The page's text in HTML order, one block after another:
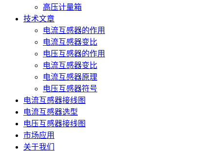
高压计量箱
技术文章
电流互感器的作用
电流互感器变比
电压互感器的作用
电流互感器变比
电流互感器原理
电压互感器符号
电流互感器接线图
电流互感器选型
电压互感器接线图
市场应用
关于我们